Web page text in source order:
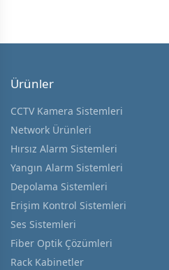
Ürünler
CCTV Kamera Sistemleri
Network Ürünleri
Hırsız Alarm Sistemleri
Yangın Alarm Sistemleri
Depolama Sistemleri
Erişim Kontrol Sistemleri
Ses Sistemleri
Fiber Optik Çözümleri
Rack Kabinetler